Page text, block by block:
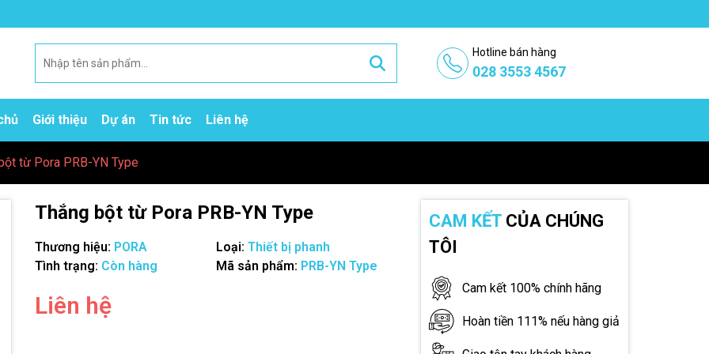
Hotline bán hàng
028 3553 4567
Giới thiệu Dự án Tin tức Liên hệ
từ Pora PRB-YN Type
Thắng bột từ Pora PRB-YN Type
Thương hiệu: PORA Loại: Thiết bị phanh
Tình trạng: Còn hàng Mã sản phẩm: PRB-YN Type
Liên hệ
CAM KẾTCỦA CHÚNG
TÔI
Cam kết 100% chính hãng
Hoàn tiền 111% nếu hàng giả